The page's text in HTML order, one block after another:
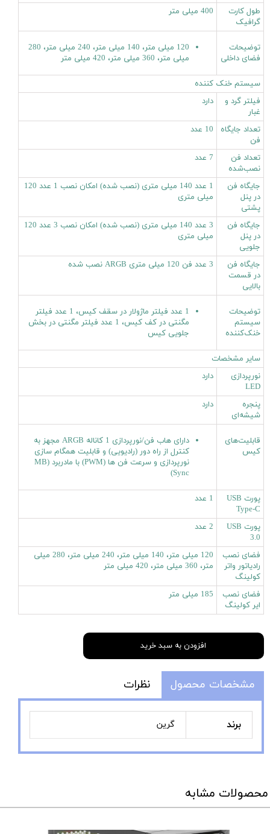
طول کارت
گرافیک
400 میلی متر
توضیحات
فضای داخلی
120 میلی متر، 140 میلی متر، 240 میلی متر، 280
میلی متر، 360 میلی متر، 420 میلی متر
سیستم خنک کننده
فیلتر گرد و
غبار
دارد
تعداد جایگاه‌
فن
10 عدد
تعداد فن
نصب‌شده
7 عدد
جایگاه فن
در پنل
پشتی
1 عدد 140 میلی متری (نصب شده) امکان نصب 1 عدد 120
میلی متری
جایگاه فن
در پنل
جلویی
3 عدد 140 میلی متری (نصب شده) امکان نصب 3 عدد 120
میلی متری
جایگاه فن
در قسمت
بالایی
3 عدد فن 120 میلی متری ARGB نصب شده
توضیحات
سیستم
خنک‌کننده
1 عدد فیلتر ماژولار در سقف کیس، 1 عدد فیلتر
مگنتی در کف کیس، 1 عدد فیلتر مگنتی در بخش
جلویی کیس
سایر مشخصات
نورپردازی
LED
دارد
پنجره
شیشه‌ای
دارد
قابلیت‌های
کیس
دارای هاب فن/نورپردازی 1 کاناله ARGB مجهز به
کنترل از راه دور (رادیویی) و قابلیت همگام سازی
نورپردازی و سرعت فن ها (PWM) با مادربرد (MB
Sync)
پورت USB
Type-C
1 عدد
پورت USB
3.0
2 عدد
فضای نصب
رادیاتور واتر
کولینگ
120 میلی متر، 140 میلی متر، 240 میلی متر، 280 میلی
متر، 360 میلی متر، 420 میلی متر
فضای نصب
ایر کولینگ
185 میلی متر
افزودن به سبد خرید
مشخصات محصول نظرات
برند گرین
محصولات مشابه